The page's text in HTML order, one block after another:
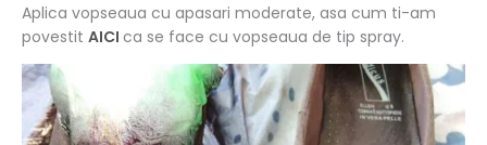
Aplica vopseaua cu apasari moderate, asa cum ti-am
povestit AICI ca se face cu vopseaua de tip spray.